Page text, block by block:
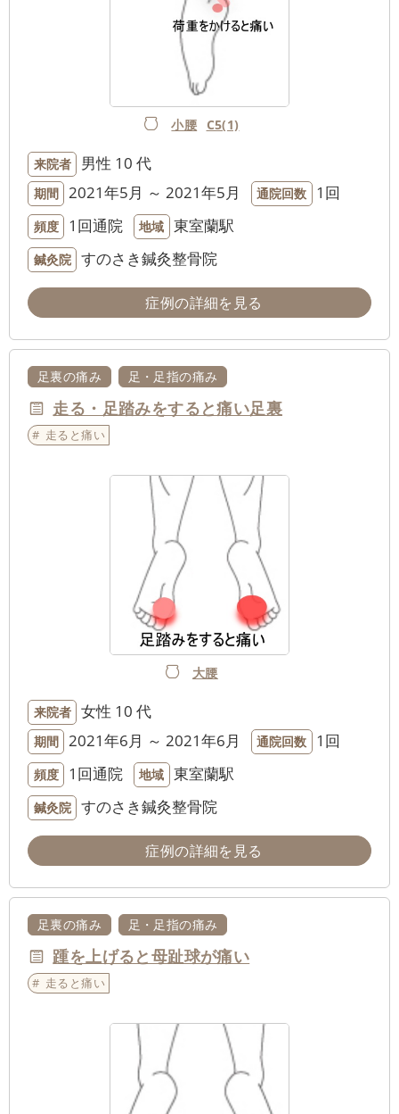
小腰 C5(1)
来院者 男性 10 代
期間 2021年5月 ～ 2021年5月 通院回数 1回
頻度 1回通院 地域 東室蘭駅
鍼灸院 すのさき鍼灸整骨院
症例の詳細を見る
足裏の痛み 足・足指の痛み
走る・足踏みをすると痛い足裏
走ると痛い
大腰
来院者 女性 10 代
期間 2021年6月 ～ 2021年6月 通院回数 1回
頻度 1回通院 地域 東室蘭駅
鍼灸院 すのさき鍼灸整骨院
症例の詳細を見る
足裏の痛み 足・足指の痛み
踵を上げると母趾球が痛い
走ると痛い